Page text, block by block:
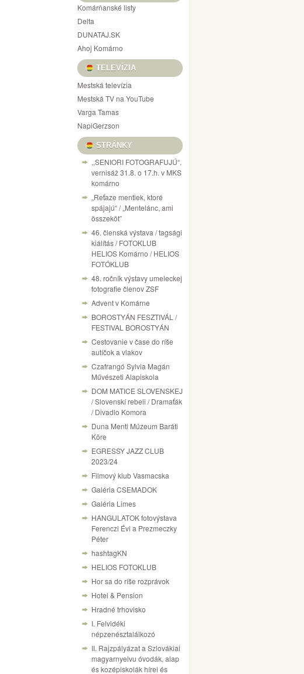
Komárňanské listy
Delta
DUNATAJ.SK
Ahoj Komárno
TELEVÍZIA
Mestská televízia
Mestská TV na YouTube
Varga Tamas
NapiGerzson
STRÁNKY
,,SENIORI FOTOGRAFUJÚ“.
vernisáž 31.8. o 17.h. v MKS
komárno
„Reťaze mentiek, ktoré
spájajú“ / „Mentelánc, ami
összeköt”
46. členská výstava / tagsági
kiálítás / FOTOKLUB
HELIOS Komárno / HELIOS
FOTÓKLUB
48. ročník výstavy umeleckej
fotografie členov ZSF
Advent v Komárne
BOROSTYÁN FESZTIVÁL /
FESTIVAL BOROSTYÁN
Cestovanie v čase do ríše
autíčok a vlakov
Czafrangó Sylvia Magán
Művészeti Alapiskola
DOM MATICE SLOVENSKEJ
/ Slovenskí rebeli / Dramaťák
/ Divadlo Komora
Duna Menti Múzeum Baráti
Köre
EGRESSY JAZZ CLUB
2023/24
Filmový klub Vasmacska
Galéria CSEMADOK
Galéria Limes
HANGULATOK fotovýstava
Ferenczi Évi a Prezmeczky
Péter
hashtagKN
HELIOS FOTOKLUB
Hor sa do ríše rozprávok
Hotel & Pension
Hradné trhovisko
I. Felvidéki
népzenésztalálkozó
II. Rajzpályázat a Szlovákiai
magyarnyelvu óvodák, alap
és kozépiskolák hírei és